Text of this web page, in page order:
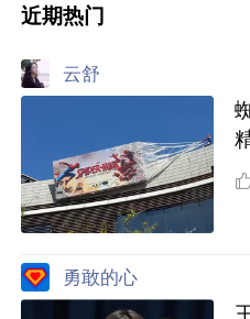
近期热门
云舒
勇敢的心